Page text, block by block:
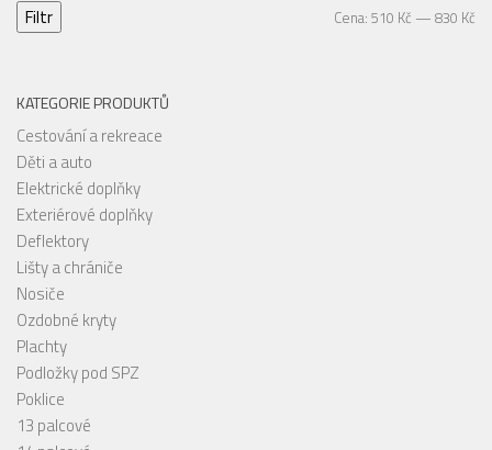
Filtr Cena: 510 Kč — 830 Kč
KATEGORIE PRODUKTŮ
Cestování a rekreace
Děti a auto
Elektrické doplňky
Exteriérové doplňky
Deflektory
Lišty a chrániče
Nosiče
Ozdobné kryty
Plachty
Podložky pod SPZ
Poklice
13 palcové